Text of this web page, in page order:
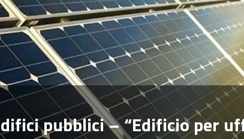
pubblici – “Edificio per